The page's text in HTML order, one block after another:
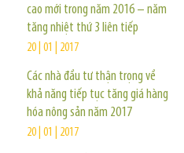
cao mới trong năm 2016 – năm
tăng nhiệt thứ 3 liên tiếp
20 | 01 | 2017
Các nhà đầu tư thận trọng về
khả năng tiếp tục tăng giá hàng
hóa nông sản năm 2017
20 | 01 | 2017